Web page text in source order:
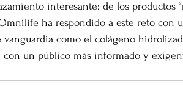
interesante: de los productos
ha respondido a este reto con
como el colágeno
un público más informado y